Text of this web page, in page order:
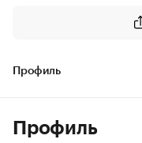
Профиль
Профиль